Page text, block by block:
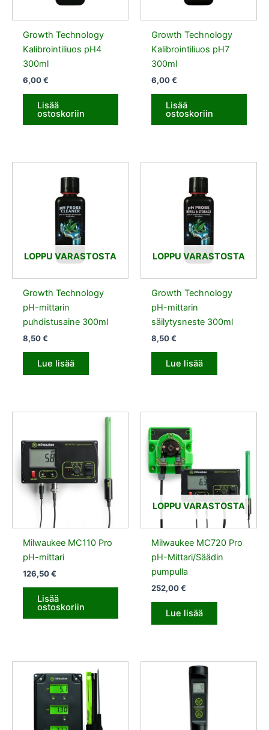
Growth Technology
Kalibrointiliuos pH4
300ml
6,00€
Lisää
ostoskoriin
Growth Technology
Kalibrointiliuos pH7
300ml
6,00€
Lisää
ostoskoriin
LOPPU VARASTOSTA
Growth Technology
pH-mittarin
puhdistusaine 300ml
8,50€
Lue lisää
LOPPU VARASTOSTA
Growth Technology
pH-mittarin
säilytysneste 300ml
8,50€
Lue lisää
Milwaukee MC110 Pro
pH-mittari
126,50€
Lisää
ostoskoriin
LOPPU VARASTOSTA
Milwaukee MC720 Pro
pH-Mittari/Säädin
pumpulla
252,00€
Lue lisää